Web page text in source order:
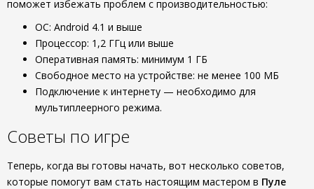
поможет избежать проблем с производительностью:
ОС: Android 4.1 и выше
Процессор: 1,2 ГГц или выше
Оперативная память: минимум 1 ГБ
Свободное место на устройстве: не менее 100 МБ
Подключение к интернету — необходимо для
мультиплеерного режима.
Советы по игре
Теперь, когда вы готовы начать, вот несколько советов,
которые помогут вам стать настоящим мастером в Пуле